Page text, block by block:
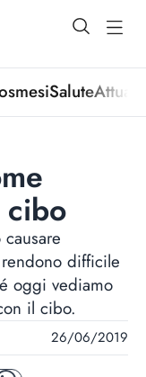
open
Salute
difficile
oggi vediamo
il cibo.
26/06/2019